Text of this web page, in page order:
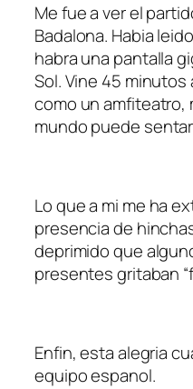
Me fue a ver el
Badalona. Habia
habra una pantalla
Sol. Vine 45
como un amfiteatro,
mundo puede
Lo que a mi me ha
presencia de
deprimido que
presentes gritaban
Enfin, esta alegria
equipo espanol.